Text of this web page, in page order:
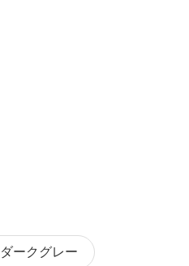
ダークグレー